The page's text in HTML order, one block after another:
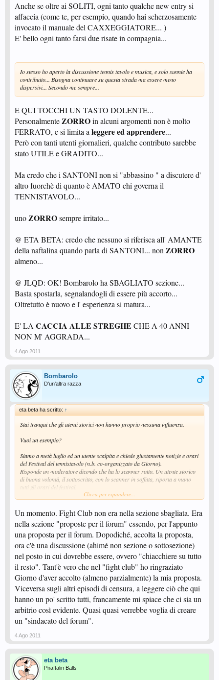
Anche se oltre ai SOLITI, ogni tanto qualche new entry si
affaccia (come te, per esempio, quando hai scherzosamente
invocato il manuale del CAXXEGGIATORE... )
E' bello ogni tanto farsi due risate in compagnia...
Io stesso ho aperto la discussione tennis tavolo e musica, e solo sunnie ha
contribuito... Bisogna continuare su questa strada ma essere meno
dispersivi... Secondo me sempre...
E QUI TOCCHI UN TASTO DOLENTE...
PersonalmenteZORROin alcuni argomenti non è molto
FERRATO, e si limita a leggere ed apprendere...
Però con tanti utenti giornalieri, qualche contributo sarebbe
stato UTILE e GRADITO...
Ma credo che i SANTONI non si "abbassino " a discutere d'
altro fuorchè di quanto è AMATO chi governa il
TENNISTAVOLO...
unoZORROsempre irritato...
@ ETA BETA: credo che nessuno si riferisca all' AMANTE
della naftalina quando parla di SANTONI... non ZORRO
almeno...
@ JLQD: OK! Bombarolo ha SBAGLIATO sezione...
Basta spostarla, segnalandogli di essere più accorto...
Oltretutto è nuovo e l' esperienza si matura...
E' LA CACCIA ALLE STREGHE CHE A 40 ANNI
NON M' AGGRADA...
4 Ago 2011
Bombarolo
D'un'altra razza
eta beta ha scritto: ↑
Stai tranqui che gli utenti storici non hanno proprio nessuna influenza.
Vuoi un esempio?
Siamo a metà luglio ed un utente scalpita e chiede giustamente notizie e orari
del Festival del tennistavolo (n.b. co-organizzato da Giorno).
Risponde un moderatore dicendo che ha lo scanner rotto. Un utente storico
di buona volontà, il sottoscritto, con lo scanner in soffitta, riporta a mano
tutti gli orari del festival.
dedicato al Festival. L'utente volenteroso é in vena di spiritosaggini e scrive
sul nuovo thread: "con i migliori ringraziamenti a quanti hanno anticipato le
date del festival agli utenti richiedenti" + faccina.
Passa qualche giorno e il post polemico/ironico che non aveva avuto
risposta cessa di aver motivo di sopravvivenza e l'utente lo cancella.
A quel punto, dopo la cancellazione, arriva la bacchettata del Super
Moderator (dimostrando così che nella sua firma non c'é affatto autoronia)
per il post cancellato e per non aver usato l'mp per le comunicazioni con lui.
Risposta dell'utente: "Oh my God, avevo solo fatto ironia sull'altrui
riconoscenza...". Con una postilla: "a pubblico cazziatone, pubblica replica"
e con una chiosa beneaugurante: "buon festival! Se riuscirò a trovare 2
giorni liberi farò una capatina anche quest'anno".
Quest'ultimo post viene cancellato e rimane in vista solo il diktat del Super
Moderator.
Questa per me si chiama "giustizia sommaria".
Può Internet diventare la tomba della democrazia?
Clicca per espandere...
Un momento. Fight Club non era nella sezione sbagliata. Era
nella sezione "proposte per il forum" essendo, per l'appunto
una proposta per il forum. Dopodiché, accolta la proposta,
ora c'è una discussione (ahimé non sezione o sottosezione)
nel posto in cui dovrebbe essere, ovvero "chiacchiere su tutto
il resto". Tant'è vero che nel "fight club" ho ringraziato
Giorno d'aver accolto (almeno parzialmente) la mia proposta.
Viceversa sugli altri episodi di censura, a leggere ciò che qui
hanno un po' scritto tutti, francamente mi spiace che ci sia un
arbitrio così evidente. Quasi quasi verrebbe voglia di creare
un "sindacato del forum".
4 Ago 2011
eta beta
Pnaftalin Balls